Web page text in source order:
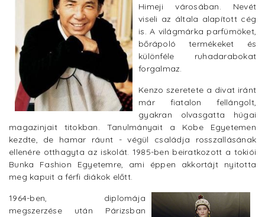
Himeji városában. Nevét
viseli az általa alapított cég
is. A világmárka parfümöket,
bőrápoló termékeket és
különféle ruhadarabokat
forgalmaz.
Kenzo szeretete a divat iránt
már fiatalon fellángolt,
gyakran olvasgatta húgai
magazinjait titokban. Tanulmányait a Kobe Egyetemen
kezdte, de hamar ráunt - végül családja rosszallásának
ellenére otthagyta az iskolát. 1985-ben beiratkozott a tokiói
Bunka Fashion Egyetemre, ami éppen akkortájt nyitotta
meg kapuit a férfi diákok előtt.
1964-ben, diplomája
megszerzése után Párizsban